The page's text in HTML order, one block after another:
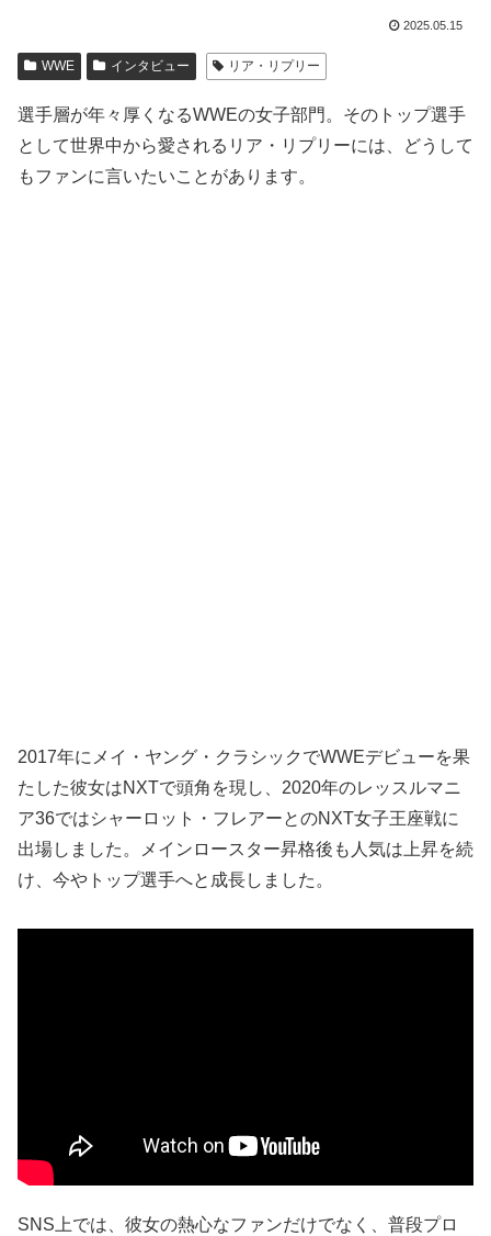
2025.05.15
WWE インタビュー リア・リプリー
選手層が年々厚くなるWWEの女子部門。そのトップ選手
として世界中から愛されるリア・リプリーには、どうして
もファンに言いたいことがあります。
2017年にメイ・ヤング・クラシックでWWEデビューを果
たした彼女はNXTで頭角を現し、2020年のレッスルマニ
ア36ではシャーロット・フレアーとのNXT女子王座戦に
出場しました。メインロースター昇格後も人気は上昇を続
け、今やトップ選手へと成長しました。
SNS上では、彼女の熱心なファンだけでなく、普段プロ